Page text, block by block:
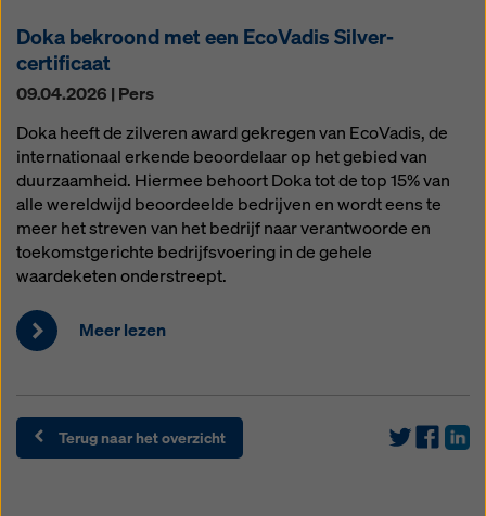
Doka bekroond met een EcoVadis Silver-
certificaat
09.04.2026 | Pers
Doka heeft de zilveren award gekregen van EcoVadis, de
internationaal erkende beoordelaar op het gebied van
duurzaamheid. Hiermee behoort Doka tot de top 15% van
alle wereldwijd beoordeelde bedrijven en wordt eens te
meer het streven van het bedrijf naar verantwoorde en
toekomstgerichte bedrijfsvoering in de gehele
waardeketen onderstreept.
Meer lezen
Terug naar het overzicht